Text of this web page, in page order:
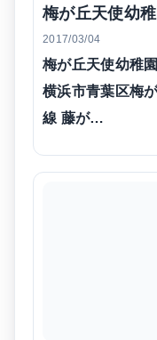
梅が丘天使幼
2017/03/04
梅が丘天使幼稚
横浜市青葉区梅
線 藤が…